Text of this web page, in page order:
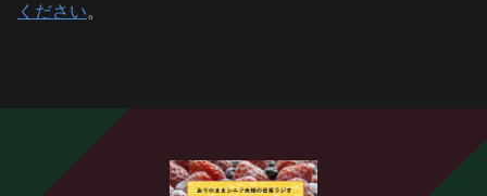
ください。